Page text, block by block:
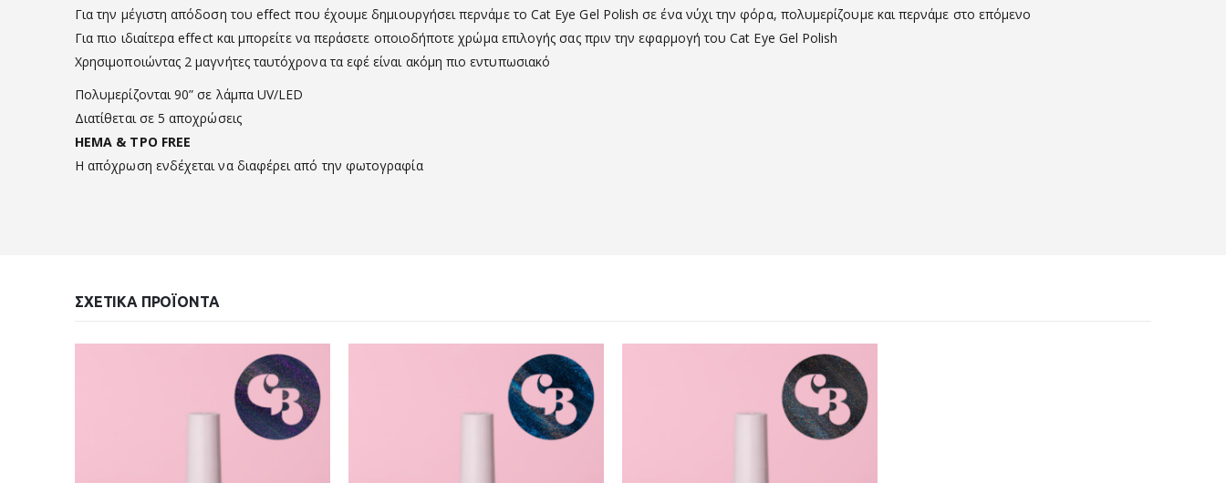
Για την μέγιστη απόδοση του effect που έχουμε δημιουργήσει περνάμε το Cat Eye Gel Polish σε ένα νύχι την φόρα, πολυμερίζουμε και περνάμε στο επόμενο
Για πιο ιδιαίτερα effect και μπορείτε να περάσετε οποιοδήποτε χρώμα επιλογής σας πριν την εφαρμογή του Cat Eye Gel Polish
Χρησιμοποιώντας 2 μαγνήτες ταυτόχρονα τα εφέ είναι ακόμη πιο εντυπωσιακό
Πολυμερίζονται 90” σε λάμπα UV/LED
Διατίθεται σε 5 αποχρώσεις
HEMA & TPO FREE
Η απόχρωση ενδέχεται να διαφέρει από την φωτογραφία
ΣΧΕΤΙΚΆ ΠΡΟΪΌΝΤΑ